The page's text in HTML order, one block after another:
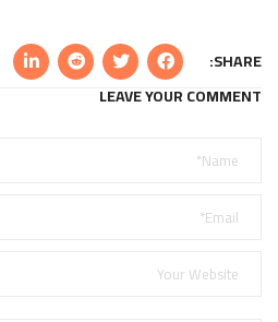
SHARE:
LEAVE YOUR COMMENT